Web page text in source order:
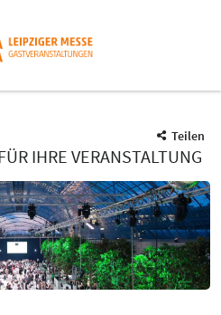
Teilen
IHRE VERANSTALTUNG